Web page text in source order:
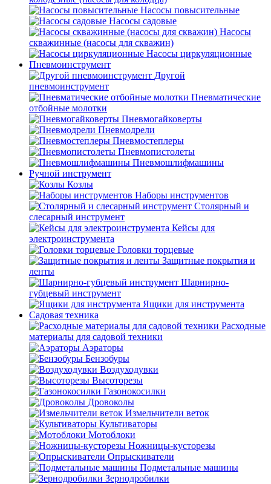
Насосы повысительные
Насосы садовые
Насосы
скважинные (насосы для скважин)
Насосы циркуляционные
Пневмоинструмент
Другой
пневмоинструмент
Пневматические
отбойные молотки
Пневмогайковерты
Пневмодрели
Пневмостеплеры
Пневмопистолеты
Пневмошлифмашины
Ручной инструмент
Козлы
Наборы инструментов
Столярный и
слесарный инструмент
Кейсы для
электроинструмента
Головки торцевые
Защитные покрытия и
ленты
Шарнирно-
губцевый инструмент
Ящики для инструмента
Садовая техника
Расходные
материалы для садовой техники
Аэраторы
Бензобуры
Воздуходувки
Высоторезы
Газонокосилки
Дровоколы
Измельчители веток
Культиваторы
Мотоблоки
Ножницы-кусторезы
Опрыскиватели
Подметальные машины
Зернодробилки